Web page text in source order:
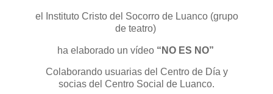
el Instituto Cristo del Socorro de Luanco (grupo
de teatro)
ha elaborado un vídeo “NO ES NO”
Colaborando usuarias del Centro de Día y
socias del Centro Social de Luanco.